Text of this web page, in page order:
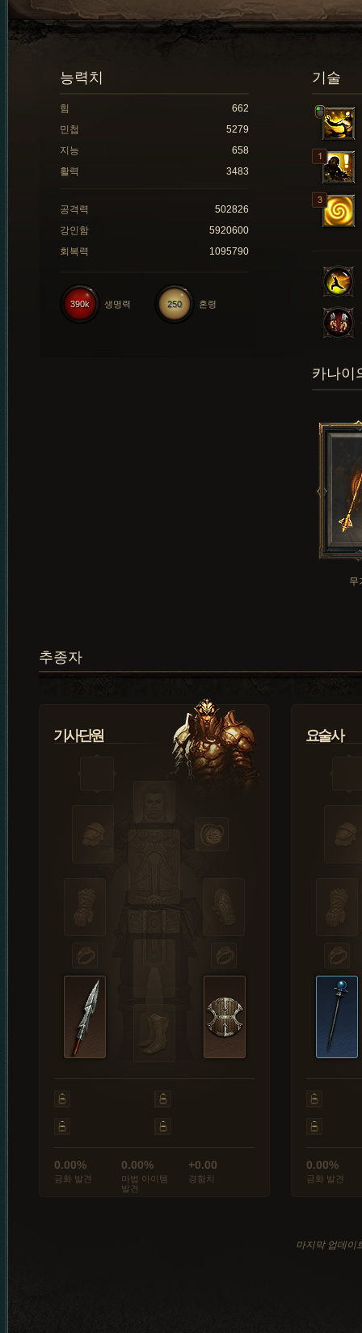
기술
능력치
힘
662
민첩
5279
지능
658
활력
3483
공격력
502826
강인함
5920600
회복력
1095790
250 혼령
390k 생명력
카나이
무
추종자
기사단원
0.00%
금화 발견
0.00%
마법 아이템
발견
+0.00
경험치
요술사
0.00%
금화 발견
마지막 업데이